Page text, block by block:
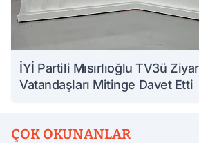
İYİ Partili Mısırlıoğlu TV3ü
Vatandaşları Mitinge Davet Etti
ÇOK OKUNANLAR